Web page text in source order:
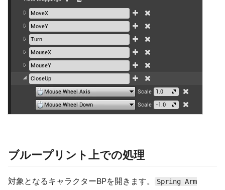
ブループリント上での処理
対象となるキャラクターBPを開きます。 Spring Arm